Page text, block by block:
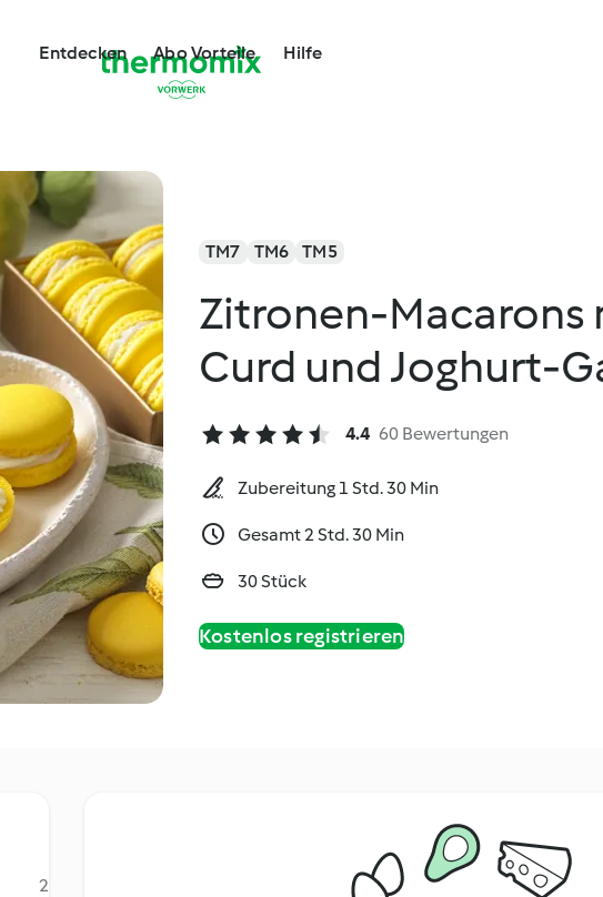
Entdecken Abo Vorteile Hilfe
TM7 TM6 TM5
Zitronen-Macarons
Curd und Joghurt-
4.4 60 Bewertungen
Zubereitung 1 Std. 30 Min
Gesamt 2 Std. 30 Min
30 Stück
Kostenlos registrieren
2